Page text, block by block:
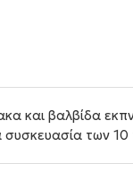
και βαλβίδα
των 10